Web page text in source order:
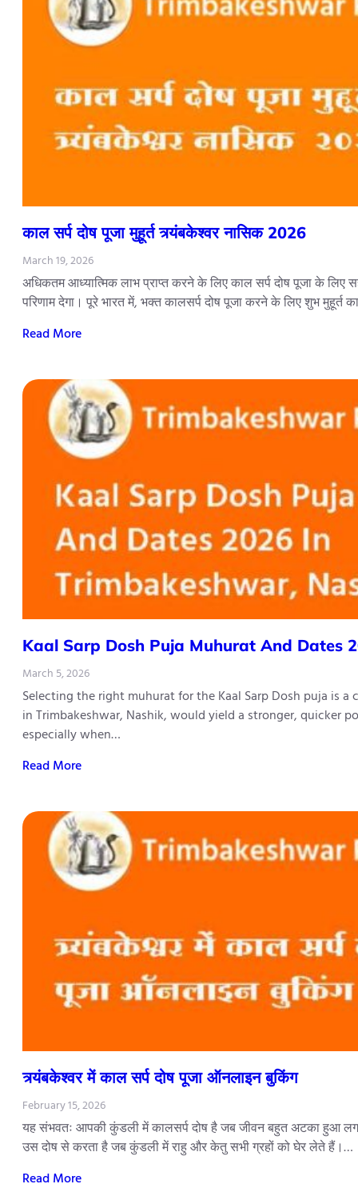
काल सर्प दोष पूजा मुहूर्त त्र्यंबकेश्वर नासिक 2026
March 19, 2026
अधिकतम आध्यात्मिक लाभ प्राप्त करने के लिए काल सर्प दोष पूजा के लिए
परिणाम देगा। पूरे भारत में, भक्त कालसर्प दोष पूजा करने के लिए शुभ मुहूर्त
Read More
Kaal​‍​‌‍​‍‌​‍​‌‍​‍‌ Sarp Dosh Puja Muhurat And Dates
March 5, 2026
Selecting the right muhurat for the Kaal Sarp Dosh puja is
in Trimbakeshwar, Nashik, would yield a stronger, quicker
especially when…
Read More
त्र्यंबकेश्वर में काल सर्प दोष पूजा ऑनलाइन बुकिंग
February 15, 2026
यह संभवतः आपकी कुंडली में कालसर्प दोष है जब जीवन बहुत अटका हुआ
उस दोष से करता है जब कुंडली में राहु और केतु सभी ग्रहों को घेर लेते हैं।…
Read More